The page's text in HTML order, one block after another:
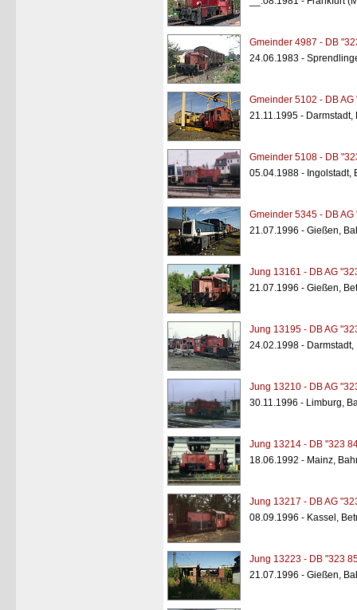
Gmeinder 4987 - DB
24.06.1983 -
Gmeinder 5102 - DB
21.11.1995 -
Gmeinder 5108 - DB
05.04.1988 - Ingolstadt,
Gmeinder 5345 - DB
21.07.1996 - Gießen,
Jung 13161 - DB AG
21.07.1996 - Gießen,
Jung 13195 - DB AG
24.02.1998 -
Jung 13210 - DB AG
30.11.1996 - Limburg,
Jung 13214 - DB "323
18.06.1992 - Mainz,
Jung 13217 - DB AG
08.09.1996 - Kassel,
Jung 13223 - DB "323
21.07.1996 - Gießen,